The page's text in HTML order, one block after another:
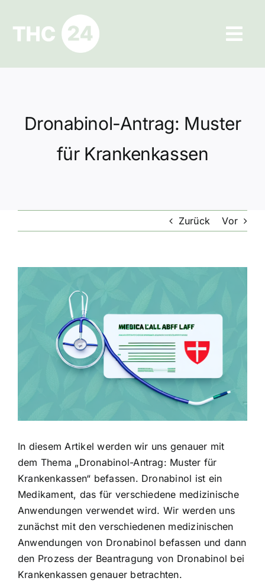
springen
Ratgeber
Datenschutz
Dronabinol-Antrag: Muster
für Krankenkassen
Zurück Vor
In diesem Artikel werden wir uns genauer mit
dem Thema „Dronabinol-Antrag: Muster für
Krankenkassen“ befassen. Dronabinol ist ein
Medikament, das für verschiedene medizinische
Anwendungen verwendet wird. Wir werden uns
zunächst mit den verschiedenen medizinischen
Anwendungen von Dronabinol befassen und dann
den Prozess der Beantragung von Dronabinol bei
Krankenkassen genauer betrachten.